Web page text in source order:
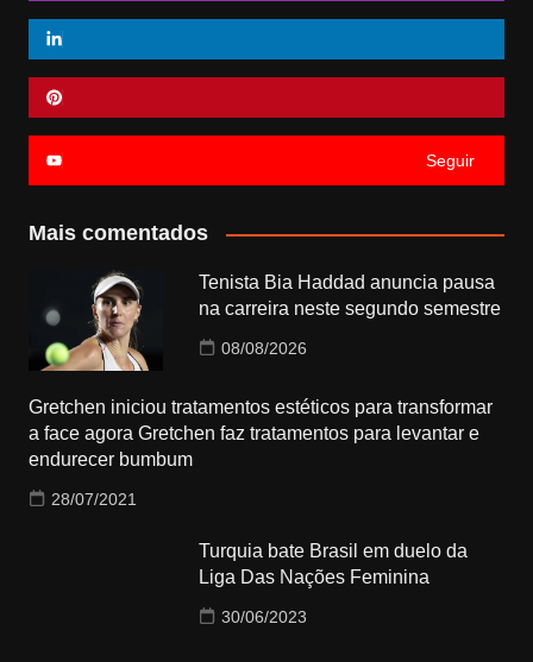
Seguir
Mais comentados
Tenista Bia Haddad anuncia pausa
na carreira neste segundo semestre
08/08/2026
Gretchen iniciou tratamentos estéticos para transformar
a face agora Gretchen faz tratamentos para levantar e
endurecer bumbum
28/07/2021
Turquia bate Brasil em duelo da
Liga Das Nações Feminina
30/06/2023